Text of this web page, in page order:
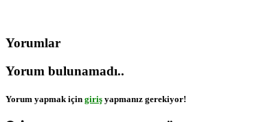
Yorumlar
Yorum bulunamadı..
Yorum yapmak için giriş yapmanız gerekiyor!